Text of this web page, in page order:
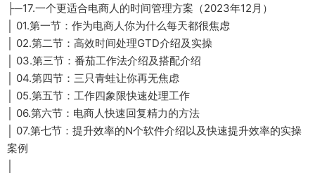
├─17.一个更适合电商人的时间管理方案（2023年12月）
│ 01.第一节：作为电商人你为什么每天都很焦虑
│ 02.第二节：高效时间处理GTD介绍及实操
│ 03.第三节：番茄工作法介绍及搭配介绍
│ 04.第四节：三只青蛙让你再无焦虑
│ 05.第五节：工作四象限快速处理工作
│ 06.第六节：电商人快速回复精力的方法
│ 07.第七节：提升效率的N个软件介绍以及快速提升效率的实操
案例